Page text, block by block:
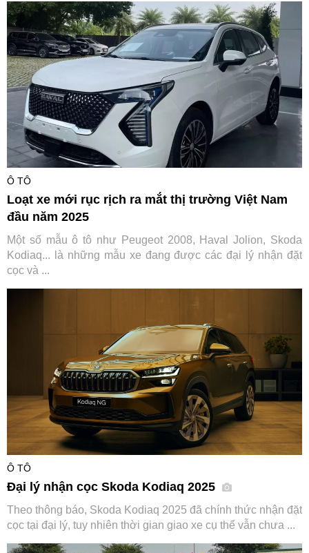
Ô TÔ
Loạt xe mới rục rịch ra mắt thị trường Việt Nam
đầu năm 2025
Một số mẫu ô tô như Peugeot 2008, Haval Jolion, Skoda
Kodiaq... là những mẫu xe đang được các đại lý nhận đặt
cọc và ...
Ô TÔ
Đại lý nhận cọc Skoda Kodiaq 2025
Theo thông báo, Skoda Kodiaq 2025 đã chính thức nhận đặt
cọc tại đại lý, tuy nhiên thời gian giao xe cụ thể vẫn chưa ...